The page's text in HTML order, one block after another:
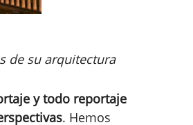
de su arquitectura
y todo reportaje
. Hemos